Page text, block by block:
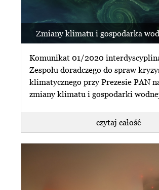
Zmiany klimatu i gospodarka
Komunikat 01/2020
Zespołu doradczego do spraw
klimatycznego przy Prezesie PAN
zmiany klimatu i gospodarki
czytaj całość